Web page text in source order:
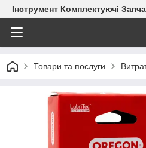
Інструмент Комплектуючі
Товари та послуги